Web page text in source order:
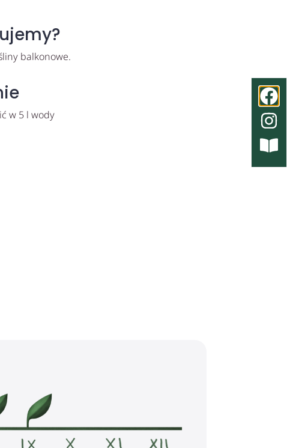
balkonowe.
w 5 l wody